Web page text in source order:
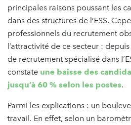
principales raisons poussant les
dans des structures de l’ESS.
professionnels du recrutement
l’attractivité de ce secteur :
de recrutement spécialisé dans
constate une baisse des
jusqu’à 60 % selon les postes.
Parmi les explications : un
travail. En effet, selon un